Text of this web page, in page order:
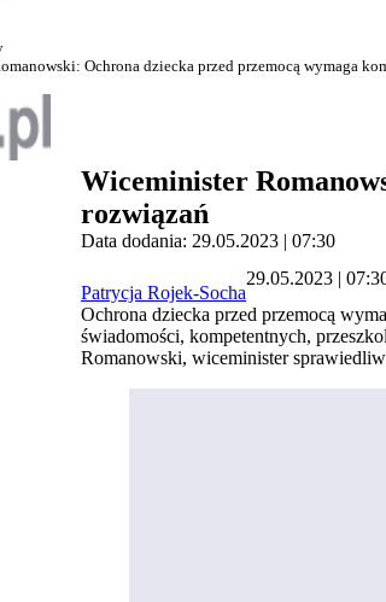
Ochrona dziecka przed przemocą wymaga
Wiceminister
rozwiązań
Data dodania: 29.05.2023 | 07:30
Patrycja Rojek-Socha
29.05.2023 |
Ochrona dziecka przed przemocą
świadomości, kompetentnych,
Romanowski, wiceminister